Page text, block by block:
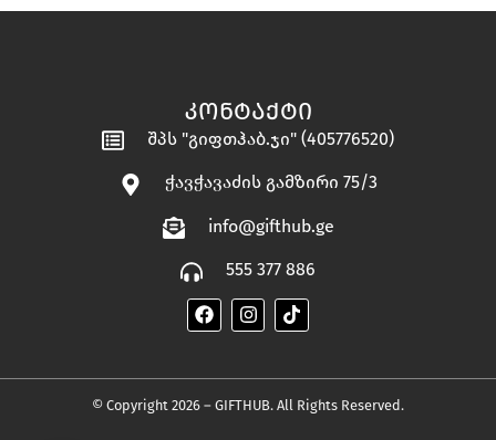
ᲙᲝᲜᲢᲐᲥᲢᲘ
შპს "გიფთჰაბ.ჯი" (405776520)
ჭავჭავაძის გამზირი 75/3
info@gifthub.ge
555 377 886
© Copyright 2026 – GIFTHUB. All Rights Reserved.